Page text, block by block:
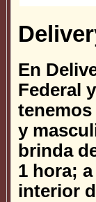
En
Federal
y
brinda
1 hora;
interior